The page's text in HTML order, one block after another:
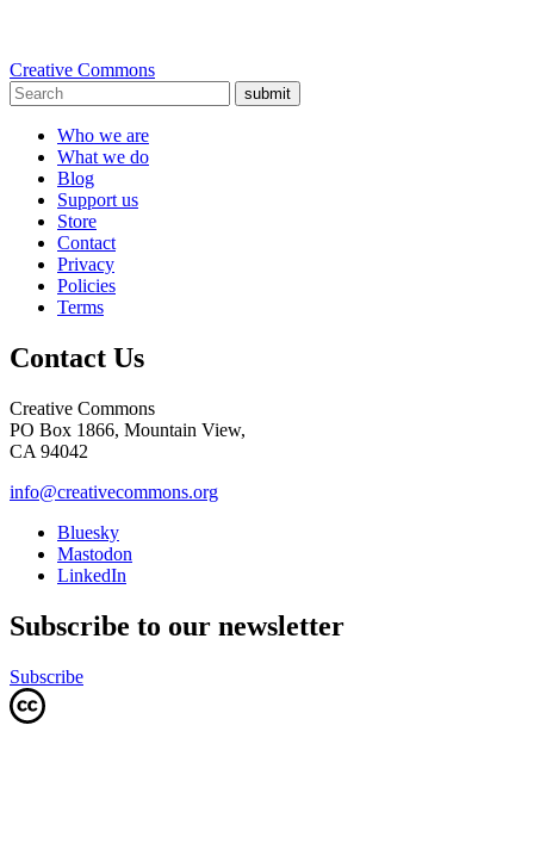
Creative Commons
submit
Who we are
What we do
Blog
Support us
Store
Contact
Privacy
Policies
Terms
Contact Us
Creative Commons
PO Box 1866, Mountain View,
CA 94042
info@creativecommons.org
Bluesky
Mastodon
LinkedIn
Subscribe to our newsletter
Subscribe